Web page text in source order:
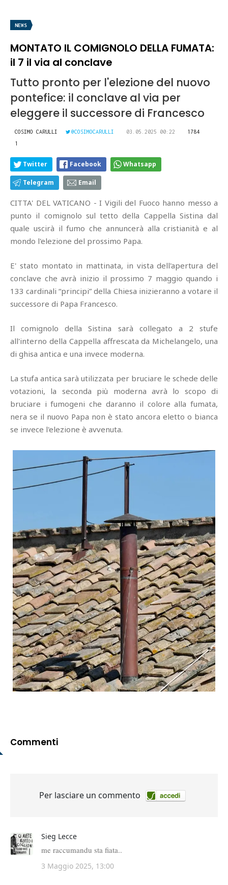
NEWS
MONTATO IL COMIGNOLO DELLA FUMATA:
il 7 il via al conclave
Tutto pronto per l'elezione del nuovo
pontefice: il conclave al via per
eleggere il successore di Francesco
COSIMO CARULLI @COSIMOCARULLI 03.05.2025 00:22
1784
1
Twitter Facebook Whatsapp
Telegram Email
CITTA' DEL VATICANO - I Vigili del Fuoco hanno messo a
punto il comignolo sul tetto della Cappella Sistina dal
quale uscirà il fumo che annuncerà alla cristianità e al
mondo l'elezione del prossimo Papa.
E' stato montato in mattinata, in vista dell'apertura del
conclave che avrà inizio il prossimo 7 maggio quando i
133 cardinali “principi” della Chiesa inizieranno a votare il
successore di Papa Francesco.
Il comignolo della Sistina sarà collegato a 2 stufe
all'interno della Cappella affrescata da Michelangelo, una
di ghisa antica e una invece moderna.
La stufa antica sarà utilizzata per bruciare le schede delle
votazioni, la seconda più moderna avrà lo scopo di
bruciare i fumogeni che daranno il colore alla fumata,
nera se il nuovo Papa non è stato ancora eletto o bianca
se invece l'elezione è avvenuta.
Commenti